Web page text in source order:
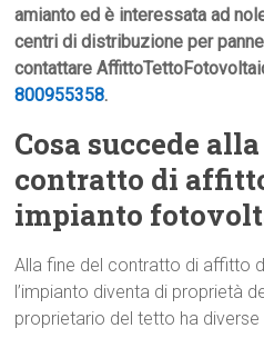
amianto ed è interessata ad
centri di distribuzione per
contattare
800955358.
Cosa succede
contratto di
impianto
Alla fine del contratto di affitto
l’impianto diventa di proprietà
proprietario del tetto ha